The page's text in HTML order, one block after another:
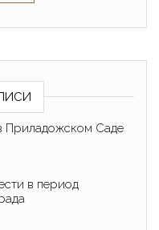
Приладожском Саде
в период